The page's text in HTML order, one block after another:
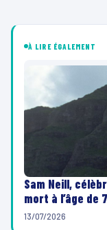
À LIRE ÉGALEMENT
Sam Neill,
mort à l’âge de
13/07/2026